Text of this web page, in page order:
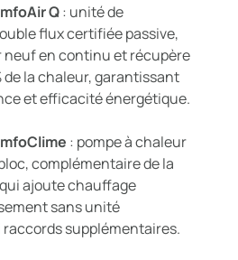
Q: unité de
flux certifiée passive,
neuf en continu etrécupère
de la chaleur, garantissant
et efficacité énergétique.
: pompe à chaleur
complémentaire de la
ajoute chauffage
sans unité
raccords supplémentaires.